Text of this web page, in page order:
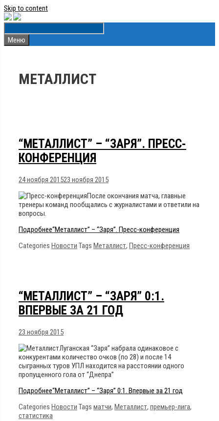
Skip to content
Меню
МЕТАЛЛИСТ
“МЕТАЛЛИСТ” – “ЗАРЯ”. ПРЕСС-
КОНФЕРЕНЦИЯ
24 ноября 201523 ноября 2015
После окончания матча, главные
тренеры команд пообщались с журналистами и ответили на
вопросы.
Подробнее“Металлист” – “Заря”. Пресс-конференция
Categories Новости Tags Металлист, Пресс-конференция
“МЕТАЛЛИСТ” – “ЗАРЯ” 0:1.
ВПЕРВЫЕ ЗА 21 ГОД
23 ноября 2015
Луганская “Заря” набрала одинаковое с
конкурентами количество очков (по 28) и после 14
сыгранных туров УПЛ находится на расстоянии одного
пропущенного гола от “Днепра”
Подробнее“Металлист” – “Заря” 0:1. Впервые за 21 год
Categories Новости Tags матчи, Металлист, премьер-лига,
статистика